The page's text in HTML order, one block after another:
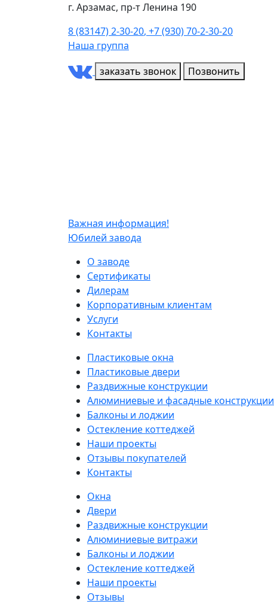
г. Арзамас, пр-т Ленина 190
8 (83147) 2-30-20, +7 (930) 70-2-30-20
Наша группа
заказать звонок
Позвонить
Важная информация!
Юбилей завода
О заводе
Сертификаты
Дилерам
Корпоративным клиентам
Услуги
Контакты
Пластиковые окна
Пластиковые двери
Раздвижные конструкции
Алюминиевые и фасадные конструкции
Балконы и лоджии
Остекление коттеджей
Наши проекты
Отзывы покупателей
Контакты
Окна
Двери
Раздвижные конструкции
Алюминиевые витражи
Балконы и лоджии
Остекление коттеджей
Наши проекты
Отзывы